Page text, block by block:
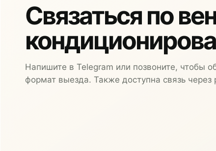
Связаться по
Напишите в Telegram или позвоните, чтобы
формат выезда. Также доступна связь